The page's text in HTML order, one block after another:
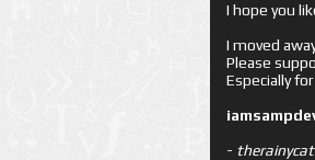
I hope you
I moved
Please
Especially
- therainycat